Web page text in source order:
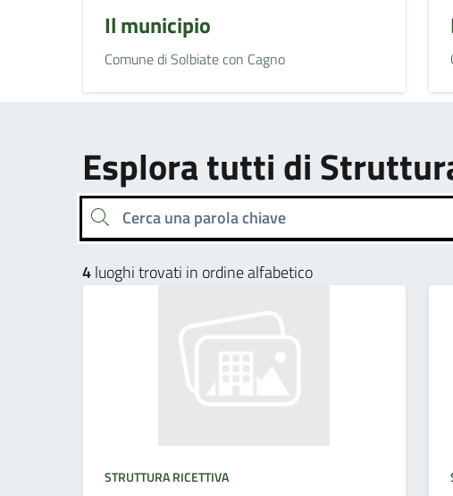
Il municipio
Comune di Solbiate con Cagno
Esplora tutti di
Cerca una parola chiave
4luoghi trovati in ordine alfabetico
STRUTTURA RICETTIVA